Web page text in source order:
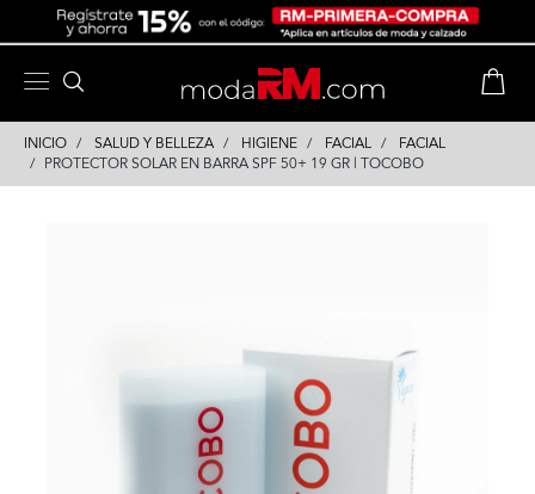
INICIO SALUD Y BELLEZA HIGIENE FACIAL
FACIAL
PROTECTOR SOLAR EN BARRA SPF 50+ 19 GR | TOCOBO